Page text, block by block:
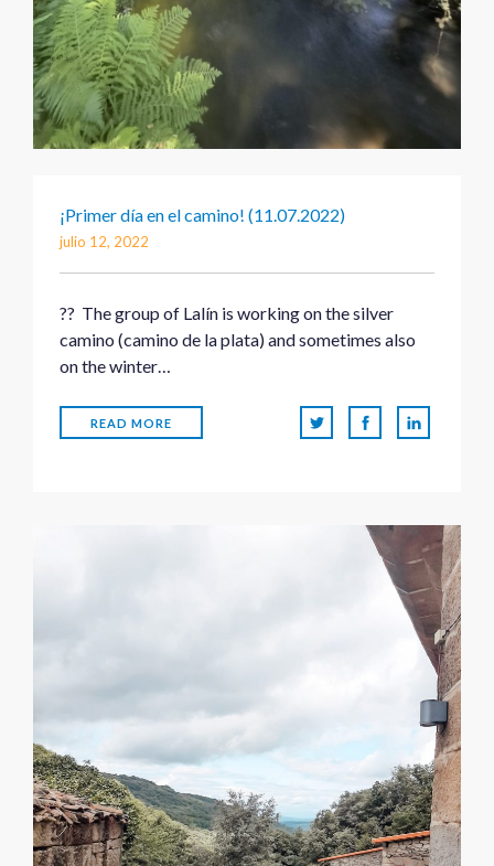
¡Primer día en el camino! (11.07.2022)
julio 12, 2022
?? The group of Lalín is working on the silver
camino (camino de la plata) and sometimes also
on the winter…
READ MORE